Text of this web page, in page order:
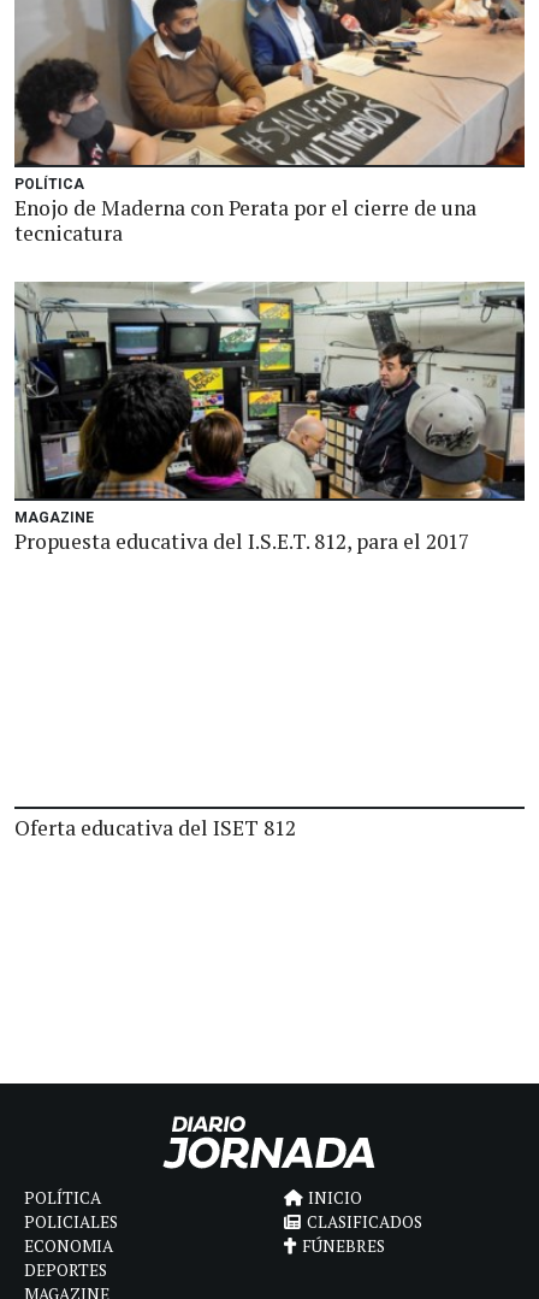
POLÍTICA
Enojo de Maderna con Perata por el cierre de una
tecnicatura
MAGAZINE
Propuesta educativa del I.S.E.T. 812, para el 2017
Oferta educativa del ISET 812
POLÍTICA
POLICIALES
ECONOMIA
DEPORTES
MAGAZINE
INICIO
CLASIFICADOS
FÚNEBRES